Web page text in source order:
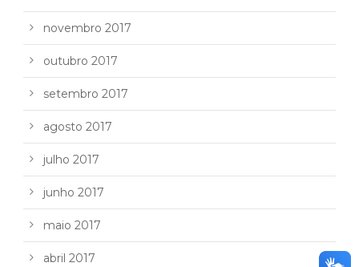
novembro 2017
outubro 2017
setembro 2017
agosto 2017
julho 2017
junho 2017
maio 2017
abril 2017